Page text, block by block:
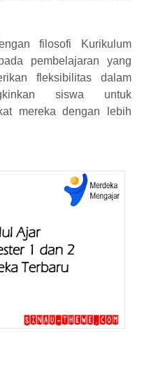
filosofi Kurikulum
pembelajaran yang
fleksibilitas dalam
siswa untuk
mereka dengan lebih